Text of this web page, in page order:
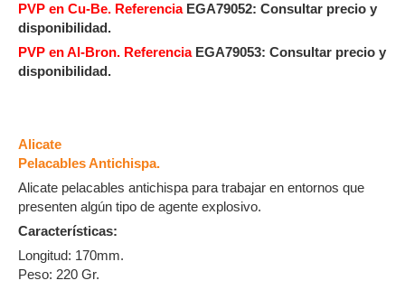
PVP en Cu-Be. ReferenciaEGA79052: Consultar precio y
disponibilidad.
PVP en Al-Bron. ReferenciaEGA79053: Consultar precio y
disponibilidad.
Alicate
Pelacables Antichispa.
Alicate pelacables antichispa para trabajar en entornos que
presenten algún tipo de agente explosivo.
Características:
Longitud: 170mm.
Peso: 220 Gr.